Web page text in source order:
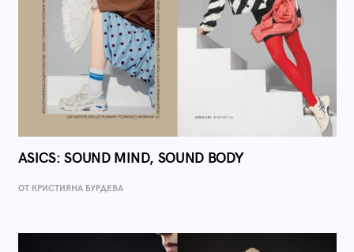
ASICS: SOUND MIND, SOUND BODY
ОТ КРИСТИЯНА БУРДЕВА